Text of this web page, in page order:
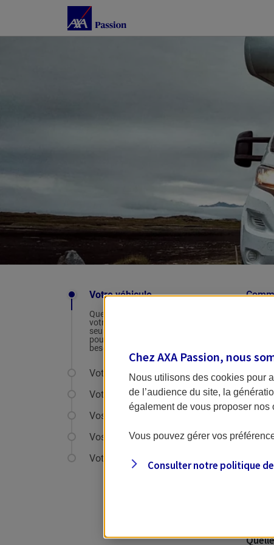
Chez AXA Passion, nous
Nous utilisons des cookies pour
de l’audience du site, la
également de vous proposer nos
Vous pouvez gérer vos
Consulter notre politique de
Votre véhicule
Quelques questions sur
votre camping-car ou van,
seulement le nécessaire
pour comprendre votre
besoin.
Votre usage
Votre profil
Vos antécédants
Vos informations
Votre tarif